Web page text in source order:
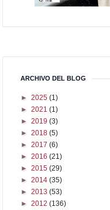
ARCHIVO DEL BLOG
► 2025 (1)
► 2021 (1)
► 2019 (3)
► 2018 (5)
► 2017 (6)
► 2016 (21)
► 2015 (29)
► 2014 (35)
► 2013 (53)
► 2012 (136)